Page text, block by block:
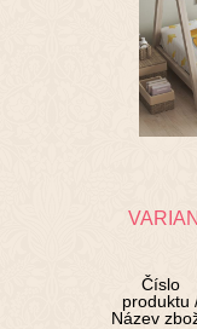
Číslo
produktu
Název